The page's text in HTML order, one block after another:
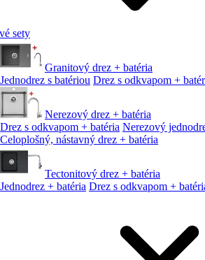
sety
Granitový drez + batéria
Jednodrez s batériou Drez s odkvapom +
Nerezový drez + batéria
Drez s odkvapom + batéria Nerezový
Celoplošný, nástavný drez + batéria
Tectonitový drez + batéria
Jednodrez + batéria Drez s odkvapom +